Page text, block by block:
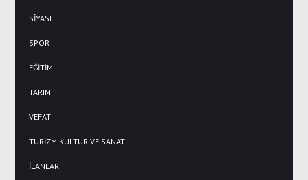
SİYASET
SPOR
EĞİTİM
TARIM
VEFAT
TURİZM KÜLTÜR VE SANAT
İLANLAR